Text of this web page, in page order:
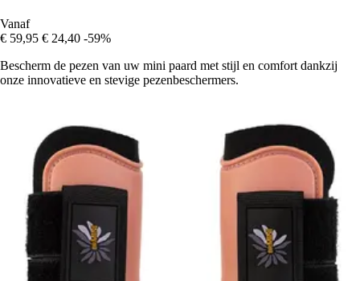
Vanaf
€ 59,95 € 24,40 -59%
Bescherm de pezen van uw mini paard met stijl en comfort dankzij
onze innovatieve en stevige pezenbeschermers.